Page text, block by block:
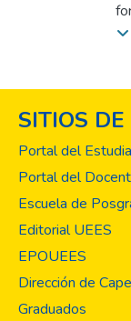
es
el
SITIOS
Portal del
Portal del
Escuela de
Editorial UEES
EPOUEES
Dirección de
Graduados